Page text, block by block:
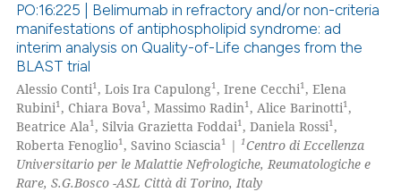
been cited by providing the
of the citation, a
describing whether
mentions, or contrasts
claim, and a label
in which section the
was made.
Citing Publications
Mentioning
Contrasting
PO:16:225 | Belimumab in refractory and/or non-criteria
manifestations of antiphospholipid syndrome: ad
interim analysis on Quality-of-Life changes from the
BLAST trial
Alessio Conti1, Lois Ira Capulong1, Irene Cecchi1, Elena
Rubini1, Chiara Bova1, Massimo Radin1, Alice Barinotti1,
Beatrice Ala1, Silvia Grazietta Foddai1, Daniela Rossi1,
Roberta Fenoglio1, Savino Sciascia1 |1Centro di Eccellenza
Universitario per le Malattie Nefrologiche, Reumatologiche e
Rare, S.G.Bosco -ASL Città di Torino, Italy